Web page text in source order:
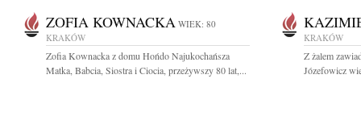
ZOFIA KOWNACKA WIEK: 80
KRAKÓW
Zofia Kownacka z domu Hońdo Najukochańsza
Matka, Babcia, Siostra i Ciocia, przeżywszy 80 lat,...
KRAKÓW
Z żalem
Józefowicz